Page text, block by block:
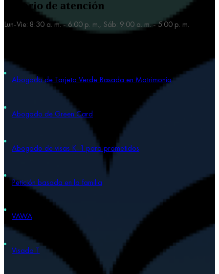
Horario de atención
Lun-Vie: 8:30 a. m. - 6:00 p. m., Sáb: 9:00 a. m. - 5:00 p. m.
Abogado de Tarjeta Verde Basada en Matrimonio
Abogado de Green Card
Abogado de visas K-1 para prometidos
Petición basada en la familia
VAWA
Visado T